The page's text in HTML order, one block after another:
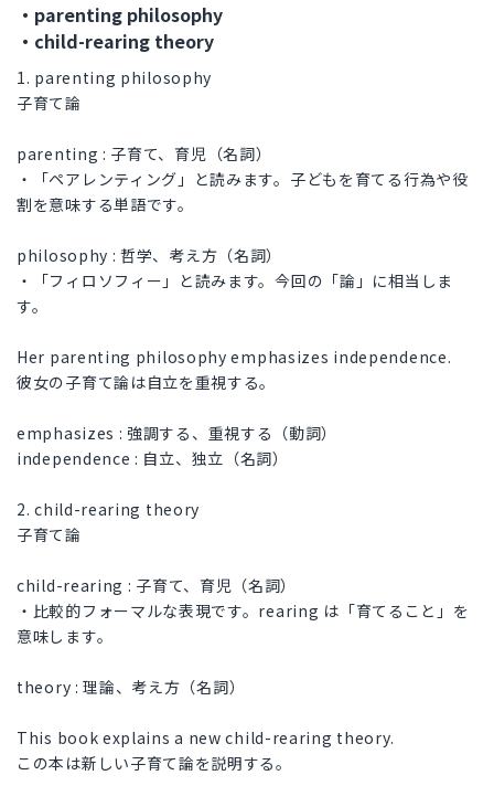
・parenting philosophy
・child-rearing theory
1. parenting philosophy
子育て論
parenting : 子育て、育児（名詞）
・「ペアレンティング」と読みます。子どもを育てる行為や役
割を意味する単語です。
philosophy : 哲学、考え方（名詞）
・「フィロソフィー」と読みます。今回の「論」に相当しま
す。
Her parenting philosophy emphasizes independence.
彼女の子育て論は自立を重視する。
emphasizes : 強調する、重視する（動詞）
independence : 自立、独立（名詞）
2. child-rearing theory
子育て論
child-rearing : 子育て、育児（名詞）
・比較的フォーマルな表現です。rearing は「育てること」を
意味します。
theory : 理論、考え方（名詞）
This book explains a new child-rearing theory.
この本は新しい子育て論を説明する。